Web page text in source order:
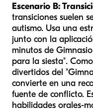
Escenario B:
transiciones suelen
autismo. Usa una
junto con la
minutos de
para la siesta".
divertidos del
convierte en una
fuente de conflicto.
habilidades orales-